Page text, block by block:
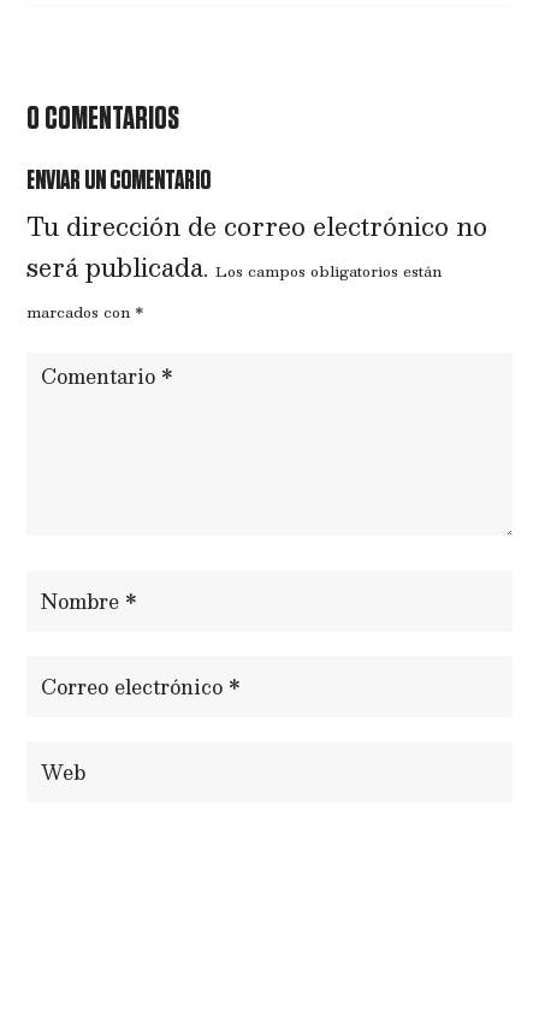
0 COMENTARIOS
ENVIAR UN COMENTARIO
Tu dirección de correo electrónico no
será publicada. Los campos obligatorios están
marcados con *